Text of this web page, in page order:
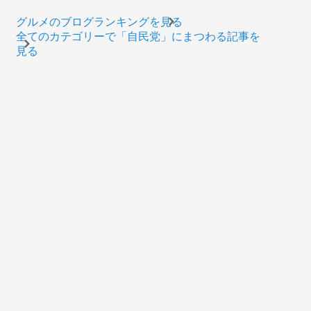
グルメのブログランキングを見る
全てのカテゴリーで「自民党」にまつわる記事を
見る